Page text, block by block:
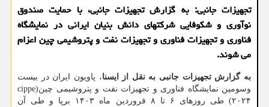
تجهیزات جانبی: به گزارش تجهیزات جانبی، با حمایت صندوق
نوآوری و شکوفایی شرکتهای دانش بنیان ایرانی در نمایشگاه
فناوری و تجهیزات فناوری و تجهیزات نفت و پتروشیمی چین اعزام
می شوند.
به گزارش تجهیزات جانبی به نقل از ایسنا، پاویون ایران در بیست
وسومین نمایشگاه فناوری و تجهیزات نفت و پتروشیمی چین(cippe
۲۰۲۴) طی روزهای ۶ تا ۸ فروردین ماه ۱۴۰۳ برپا و طی آن